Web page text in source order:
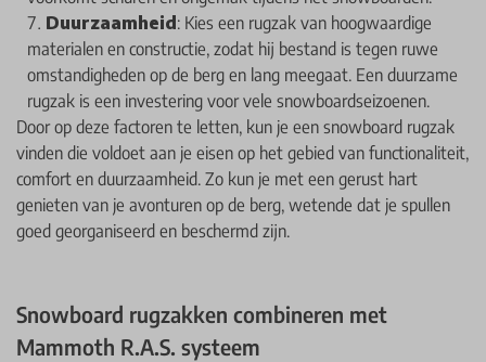
Duurzaamheid : Kies een rugzak van hoogwaardige
materialen en constructie, zodat hij bestand is tegen ruwe
omstandigheden op de berg en lang meegaat. Een duurzame
rugzak is een investering voor vele snowboardseizoenen.
Door op deze factoren te letten, kun je een snowboard rugzak
vinden die voldoet aan je eisen op het gebied van functionaliteit,
comfort en duurzaamheid. Zo kun je met een gerust hart
genieten van je avonturen op de berg, wetende dat je spullen
goed georganiseerd en beschermd zijn.
Snowboard rugzakken combineren met
Mammoth R.A.S. systeem